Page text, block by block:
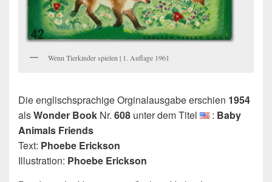
Wenn Tierkinder spielen | 1. Auflage 1961
Die englischsprachige Orginalausgabe erschien 1954
alsWonder Book Nr. 608 unter dem Titel : Baby
Animals Friends
Text: Phoebe Erickson
Illustration: Phoebe Erickson